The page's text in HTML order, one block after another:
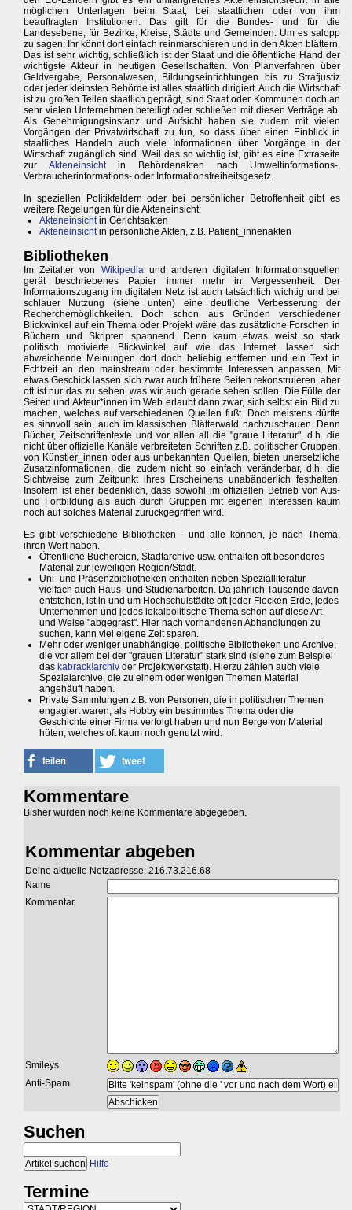
möglichen Unterlagen beim Staat, bei staatlichen oder von ihm
beauftragten Institutionen. Das gilt für die Bundes- und für die
Landesebene, für Bezirke, Kreise, Städte und Gemeinden. Um es salopp
zu sagen: Ihr könnt dort einfach reinmarschieren und in den Akten blättern.
Das ist sehr wichtig, schließlich ist der Staat und die öffentliche Hand der
wichtigste Akteur in heutigen Gesellschaften. Von Planverfahren über
Geldvergabe, Personalwesen, Bildungseinrichtungen bis zu Strafjustiz
oder jeder kleinsten Behörde ist alles staatlich dirigiert. Auch die Wirtschaft
ist zu großen Teilen staatlich geprägt, sind Staat oder Kommunen doch an
sehr vielen Unternehmen beteiligt oder schließen mit diesen Verträge ab.
Als Genehmigungsinstanz und Aufsicht haben sie zudem mit vielen
Vorgängen der Privatwirtschaft zu tun, so dass über einen Einblick in
staatliches Handeln auch viele Informationen über Vorgänge in der
Wirtschaft zugänglich sind. Weil das so wichtig ist, gibt es eine Extraseite
zur Akteneinsichtin Behördenakten nach Umweltinformations-,
Verbraucherinformations- oder Informationsfreiheitsgesetz.
In speziellen Politikfeldern oder bei persönlicher Betroffenheit gibt es
weitere Regelungen für die Akteneinsicht:
Akteneinsichtin Gerichtsakten
Akteneinsichtin persönliche Akten, z.B. Patient_innenakten
Bibliotheken
Im Zeitalter von Wikipediaund anderen digitalen Informationsquellen
gerät beschriebenes Papier immer mehr in Vergessenheit. Der
Informationszugang im digitalen Netz ist auch tatsächlich wichtig und bei
schlauer Nutzung (siehe unten) eine deutliche Verbesserung der
Recherchemöglichkeiten. Doch schon aus Gründen verschiedener
Blickwinkel auf ein Thema oder Projekt wäre das zusätzliche Forschen in
Büchern und Skripten spannend. Denn kaum etwas weist so stark
politisch motivierte Blickwinkel auf wie das Internet, lassen sich
abweichende Meinungen dort doch beliebig entfernen und ein Text in
Echtzeit an den mainstream oder bestimmte Interessen anpassen. Mit
etwas Geschick lassen sich zwar auch frühere Seiten rekonstruieren, aber
oft ist nur das zu sehen, was wir auch gerade sehen sollen. Die Fülle der
Seiten und Akteur*innen im Web erlaubt dann zwar, sich selbst ein Bild zu
machen, welches auf verschiedenen Quellen fußt. Doch meistens dürfte
es sinnvoll sein, auch im klassischen Blätterwald nachzuschauen. Denn
Bücher, Zeitschriftentexte und vor allen all die "graue Literatur", d.h. die
nicht über offizielle Kanäle verbreiteten Schriften z.B. politischer Gruppen,
von Künstler_innen oder aus unbekannten Quellen, bieten unersetzliche
Zusatzinformationen, die zudem nicht so einfach veränderbar, d.h. die
Sichtweise zum Zeitpunkt ihres Erscheinens unabänderlich festhalten.
Insofern ist eher bedenklich, dass sowohl im offiziellen Betrieb von Aus-
und Fortbildung als auch durch Gruppen mit eigenen Interessen kaum
noch auf solches Material zurückgegriffen wird.
Es gibt verschiedene Bibliotheken - und alle können, je nach Thema,
ihren Wert haben.
Öffentliche Büchereien, Stadtarchive usw. enthalten oft besonderes
Material zur jeweiligen Region/Stadt.
Uni- und Präsenzbibliotheken enthalten neben Spezialliteratur
vielfach auch Haus- und Studienarbeiten. Da jährlich Tausende davon
entstehen, ist in und um Hochschulstädte oft jeder Flecken Erde, jedes
Unternehmen und jedes lokalpolitische Thema schon auf diese Art
und Weise "abgegrast". Hier nach vorhandenen Abhandlungen zu
suchen, kann viel eigene Zeit sparen.
Mehr oder weniger unabhängige, politische Bibliotheken und Archive,
die vor allem bei der "grauen Literatur" stark sind (siehe zum Beispiel
das kabrack!archiv der Projektwerkstatt). Hierzu zählen auch viele
Spezialarchive, die zu einem oder wenigen Themen Material
angehäuft haben.
Private Sammlungen z.B. von Personen, die in politischen Themen
engagiert waren, als Hobby ein bestimmtes Thema oder die
Geschichte einer Firma verfolgt haben und nun Berge von Material
hüten, welches oft kaum noch genutzt wird.
Kommentare
Bisher wurden noch keine Kommentare abgegeben.
Kommentar abgeben
Deine aktuelle Netzadresse: 216.73.216.68
Name
Kommentar
Smileys
Anti-Spam
Suchen
Hilfe
Termine